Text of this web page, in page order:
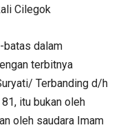
Cilegok
batas dalam
terbitnya
Terbanding d/h
itu bukan oleh
oleh saudara Imam